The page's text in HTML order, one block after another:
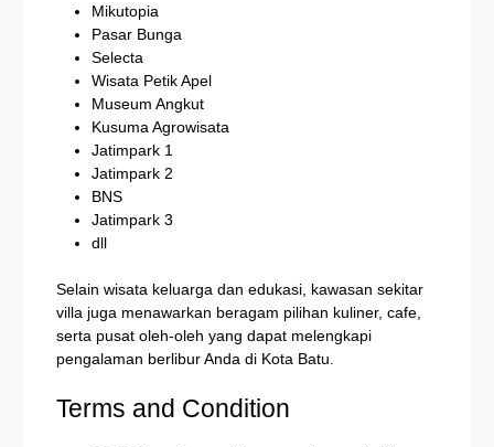
Mikutopia
Pasar Bunga
Selecta
Wisata Petik Apel
Museum Angkut
Kusuma Agrowisata
Jatimpark 1
Jatimpark 2
BNS
Jatimpark 3
dll
Selain wisata keluarga dan edukasi, kawasan sekitar
villa juga menawarkan beragam pilihan kuliner, cafe,
serta pusat oleh-oleh yang dapat melengkapi
pengalaman berlibur Anda di Kota Batu.
Terms and Condition